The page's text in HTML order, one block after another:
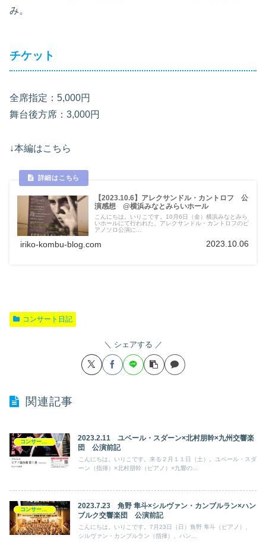
み。
チケット
全席指定：5,000円
舞台後方席：3,000円
↓本編はこちら
【2023.10.6】アレクサンドル・カントロフ 公
演感想 @横浜みなとみらいホール
こんにちは。いりこです。10月6日（金）横浜みなとみら
いホールにて行われた、アレクサンドル・カントロフのピ
アノソロ公演に...
iriko-kombu-blog.com 2023.10.06
コンサート日記
シェアする
関連記事
2023.2.11 ユベール・スダーン×北村朋幹×九州交響楽
団 公演前記
こんにちは。いりこです。来る２月１１日（土）。ユベール・スダ
ーン（指揮）×北村朋幹（ピアノ）×九響の...
2023.7.23 角野 隼斗×シルヴァン・カンブルラン×ハン
ブルク交響楽団 公演前記
こんにちは。いりこです。7月23日（日）角野 隼斗（ピアノ）、
シルヴァン・カンブルラン（指揮）、ハン...